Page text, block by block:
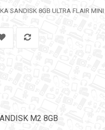
SANDISK 8GB ULTRA FLAIR
M2 8GB